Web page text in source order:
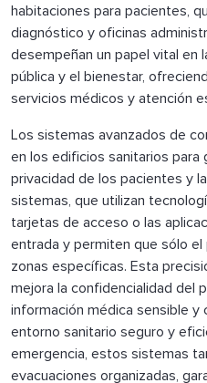
habitaciones para pacientes,
diagnóstico y oficinas
desempeñan un papel vital en
pública y el bienestar,
servicios médicos y atención
Los sistemas avanzados de
en los edificios sanitarios para
privacidad de los pacientes y
sistemas, que utilizan
tarjetas de acceso o las
entrada y permiten que sólo
zonas específicas. Esta
mejora la confidencialidad del
información médica sensible y
entorno sanitario seguro y
emergencia, estos sistemas
evacuaciones organizadas,